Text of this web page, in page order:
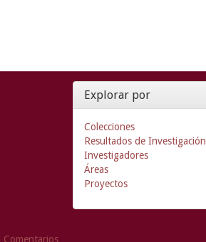
Explorar por
Colecciones
Resultados de Investigación
Investigadores
Áreas
Proyectos
Comentarios